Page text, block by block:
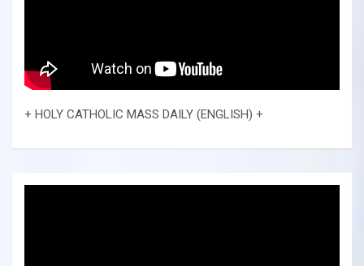
+ HOLY CATHOLIC MASS DAILY (ENGLISH) +